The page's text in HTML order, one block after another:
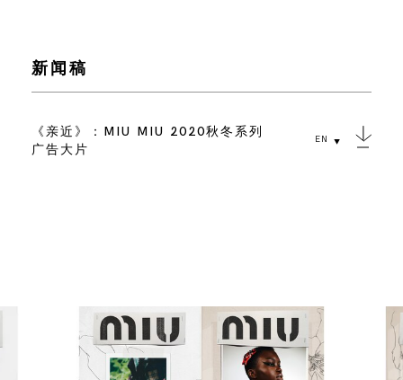
新闻稿
《亲近》：MIU MIU 2020秋冬系列
广告大片
EN